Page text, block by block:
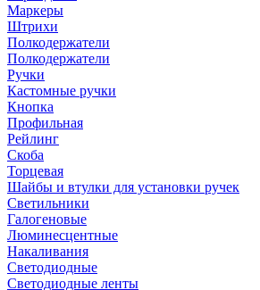
Маркеры
Штрихи
Полкодержатели
Полкодержатели
Ручки
Кастомные ручки
Кнопка
Профильная
Рейлинг
Скоба
Торцевая
Шайбы и втулки для установки ручек
Светильники
Галогеновые
Люминесцентные
Накаливания
Светодиодные
Светодиодные ленты